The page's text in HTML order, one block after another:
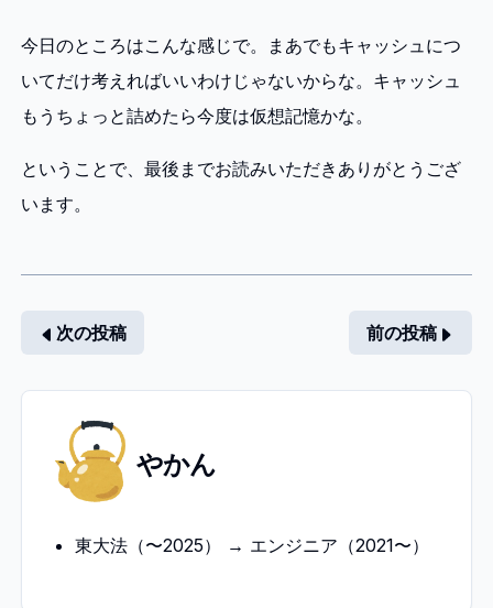
今日のところはこんな感じで。まあでもキャッシュにつ
いてだけ考えればいいわけじゃないからな。キャッシュ
もうちょっと詰めたら今度は仮想記憶かな。
ということで、最後までお読みいただきありがとうござ
います。
次の投稿 前の投稿
か
やかん
東大法（〜2025） → エンジニア（2021〜）